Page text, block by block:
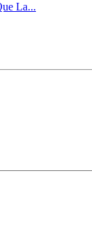
La...